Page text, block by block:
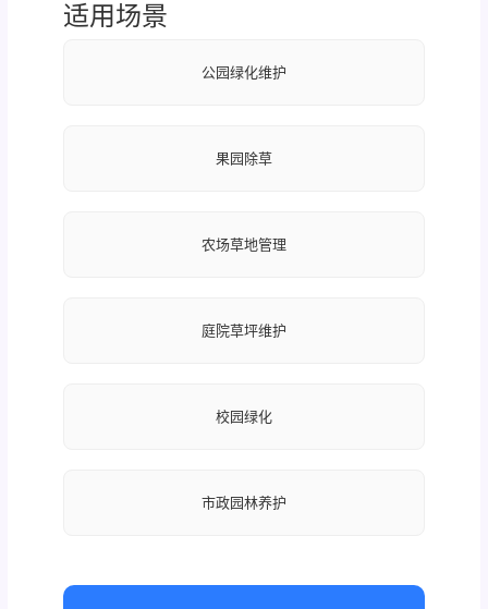
适用场景
公园绿化维护
果园除草
农场草地管理
庭院草坪维护
校园绿化
市政园林养护